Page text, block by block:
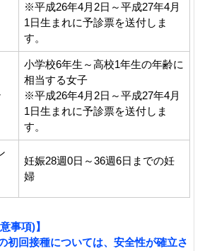
※平成26年4月2日～平成27年4月
1日生まれに予診票を送付しま
す。
小学校6年生～高校1年生の年齢に
相当する女子
※平成26年4月2日～平成27年4月
1日生まれに予診票を送付しま
す。
妊娠28週0日～36週6日までの妊
婦
事項)】
初回接種については、安全性が確立さ